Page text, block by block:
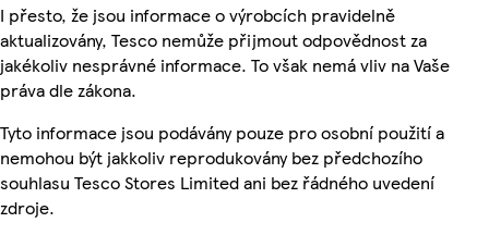
I přesto, že jsou informace o výrobcích pravidelně
aktualizovány, Tesco nemůže přijmout odpovědnost za
jakékoliv nesprávné informace. To však nemá vliv na Vaše
práva dle zákona.
Tyto informace jsou podávány pouze pro osobní použití a
nemohou být jakkoliv reprodukovány bez předchozího
souhlasu Tesco Stores Limited ani bez řádného uvedení
zdroje.